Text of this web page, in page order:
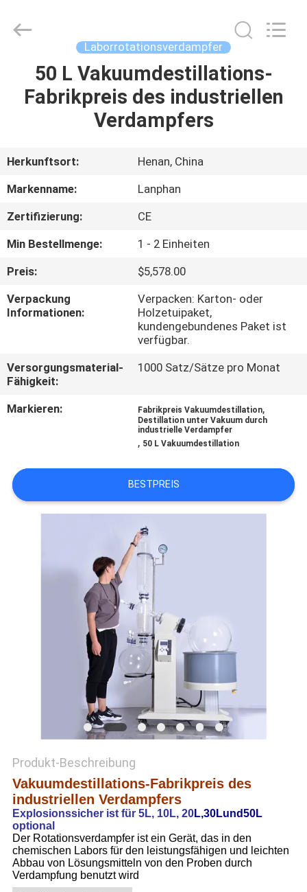
HAUS
PRODUKTE
VIDEOS
UNS
FABRIK-
AUSFLUG
QUALITÄTSKONTROLLE
TRETEN
SIE
IN
VERBINDUNG
SIE EIN
DATENSCHUTZRICHTLINIE
Co.,Ltd.
Laborrotationsverdampfer
50 L Vakuumdestillations-
Fabrikpreis des industriellen
Verdampfers
Herkunftsort:
Henan, China
Markenname:
Lanphan
Zertifizierung:
CE
Min Bestellmenge:
1 - 2 Einheiten
Preis:
$5,578.00
Verpackung
Informationen:
Verpacken: Karton- oder
Holzetuipaket,
kundengebundenes Paket ist
verfügbar.
Versorgungsmaterial-
Fähigkeit:
1000 Satz/Sätze pro Monat
Markieren: Fabrikpreis Vakuumdestillation,
Destillation unter Vakuum durch
industrielle Verdampfer
, 50 L Vakuumdestillation
BESTPREIS
Produkt-Beschreibung
Vakuumdestillations-Fabrikpreis des
industriellen Verdampfers
Explosionssicher ist für 5L, 10L, 20L,30Lund50L
optional
Der Rotationsverdampfer ist ein Gerät, das in den
chemischen Labors für den leistungsfähigen und leichten
Abbau von Lösungsmitteln von den Proben durch
Verdampfung benutzt wird